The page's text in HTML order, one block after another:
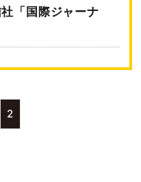
「国際ジャーナ
2